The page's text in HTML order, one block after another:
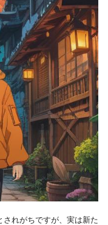
れがちですが、実は新た